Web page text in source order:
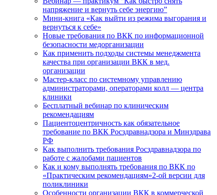
напряжение и вернуть себе энергию”
Мини-книга «Как выйти из режима выгорания и
вернуться к себе»
Новые требования по ВКК по информационной
безопасности медорганизации
Как применить подходы системы менеджмента
качества при организации ВКК в мед.
организации
Мастер-класс по системному управлению
администраторами, операторами колл — центра
клиники
Бесплатный вебинар по клиническим
рекомендациям
Пациентоцентричность как обязательное
требование по ВКК Росздравнадзора и Минздрава
РФ
Как выполнить требования Росздравнадзора по
работе с жалобами пациентов
Как и кому выполнять требования по ВКК по
«Практическим рекомендациям»2-ой версии для
поликлиники
Особенности организации ВКК в коммерческой